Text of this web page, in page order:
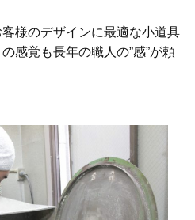
様のデザインに最適な小道具
感覚も長年の職人の”感”が頼